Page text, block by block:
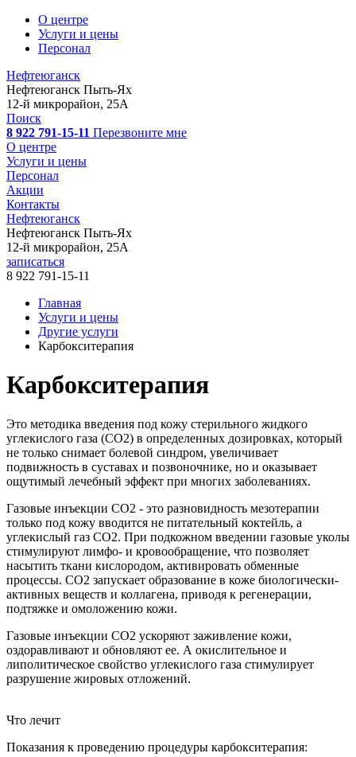
О центре
Услуги и цены
Персонал
Нефтеюганск
Нефтеюганск Пыть-Ях
12-й микрорайон, 25А
Поиск
8 922 791-15-11 Перезвоните мне
О центре
Услуги и цены
Персонал
Акции
Контакты
Нефтеюганск
Нефтеюганск Пыть-Ях
12-й микрорайон, 25А
записаться
8 922 791-15-11
Главная
Услуги и цены
Другие услуги
Карбокситерапия
Карбокситерапия
Это методика введения под кожу стерильного жидкого
углекислого газа (СО2) в определенных дозировках, который
не только снимает болевой синдром, увеличивает
подвижность в суставах и позвоночнике, но и оказывает
ощутимый лечебный эффект при многих заболеваниях.
Газовые инъекции СО2 - это разновидность мезотерапии
только под кожу вводится не питательный коктейль, а
углекислый газ CO2. При подкожном введении газовые уколы
стимулируют лимфо- и кровообращение, что позволяет
насытить ткани кислородом, активировать обменные
процессы. CO2 запускает образование в коже биологически-
активных веществ и коллагена, приводя к регенерации,
подтяжке и омоложению кожи.
Газовые инъекции СО2 ускоряют заживление кожи,
оздоравливают и обновляют ее. А окислительное и
липолитическое свойство углекислого газа стимулирует
разрушение жировых отложений.
Что лечит
Показания к проведению процедуры карбокситерапия: